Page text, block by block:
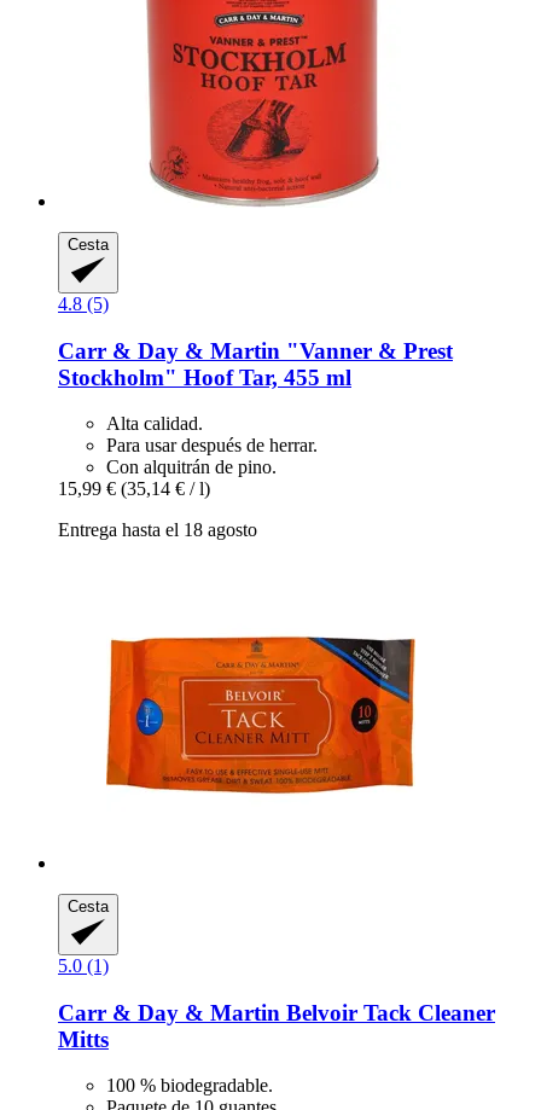
Cesta
4.8 (5)
Carr & Day & Martin "Vanner & Prest
Stockholm" Hoof Tar, 455 ml
Alta calidad.
Para usar después de herrar.
Con alquitrán de pino.
15,99 € (35,14 € / l)
Entrega hasta el 18 agosto
Cesta
5.0 (1)
Carr & Day & Martin Belvoir Tack Cleaner
Mitts
100 % biodegradable.